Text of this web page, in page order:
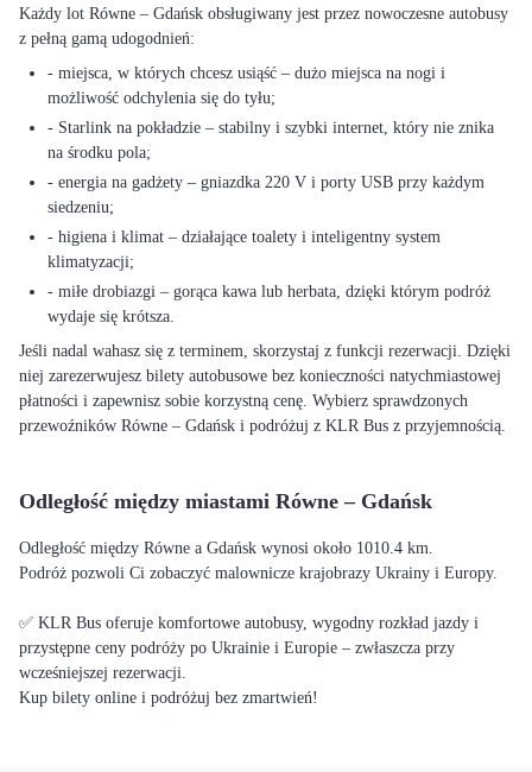
Każdy lot Równe – Gdańsk obsługiwany jest przez nowoczesne autobusy
z pełną gamą udogodnień:
- miejsca, w których chcesz usiąść – dużo miejsca na nogi i
możliwość odchylenia się do tyłu;
- Starlink na pokładzie – stabilny i szybki internet, który nie znika
na środku pola;
- energia na gadżety – gniazdka 220 V i porty USB przy każdym
siedzeniu;
- higiena i klimat – działające toalety i inteligentny system
klimatyzacji;
- miłe drobiazgi – gorąca kawa lub herbata, dzięki którym podróż
wydaje się krótsza.
Jeśli nadal wahasz się z terminem, skorzystaj z funkcji rezerwacji. Dzięki
niej zarezerwujesz bilety autobusowe bez konieczności natychmiastowej
płatności i zapewnisz sobie korzystną cenę. Wybierz sprawdzonych
przewoźników Równe – Gdańsk i podróżuj z KLR Bus z przyjemnością.
Odległość między miastami Równe – Gdańsk
Odległość między Równe a Gdańsk wynosi około 1010.4 km.
Podróż pozwoli Ci zobaczyć malownicze krajobrazy Ukrainy i Europy.
✅ KLR Bus oferuje komfortowe autobusy, wygodny rozkład jazdy i
przystępne ceny podróży po Ukrainie i Europie – zwłaszcza przy
wcześniejszej rezerwacji.
Kup bilety online i podróżuj bez zmartwień!